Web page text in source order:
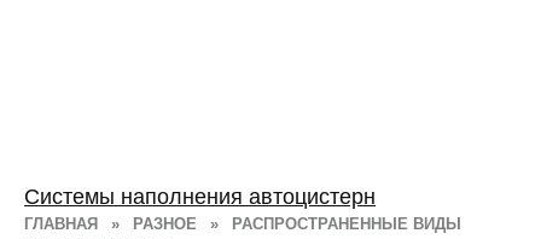
ГЛАВНАЯ » РАЗНОЕ »
РАСПРОСТРАНЕННЫЕ ВИДЫ
Системы наполнения автоцистерн